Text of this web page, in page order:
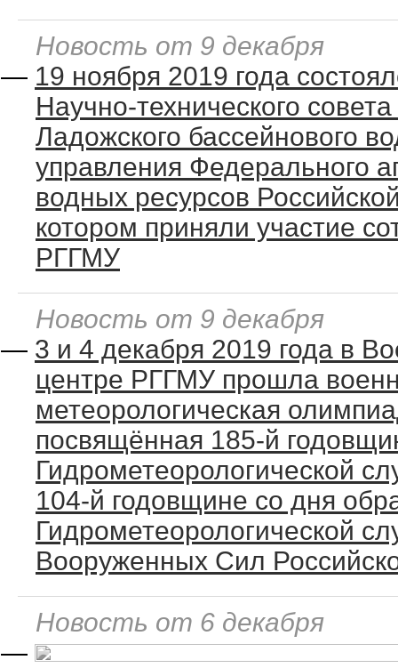
Новость от 9 декабря
— 19 ноября 2019 года
Научно-технического
Ладожского бассейнового
управления Федерального
водных ресурсов
котором приняли участие
РГГМУ
Новость от 9 декабря
— 3 и 4 декабря 2019 года в
центре РГГМУ прошла
метеорологическая
посвящённая 185-й
Гидрометеорологической
104-й годовщине со дня
Гидрометеорологической
Вооруженных Сил
Новость от 6 декабря
—